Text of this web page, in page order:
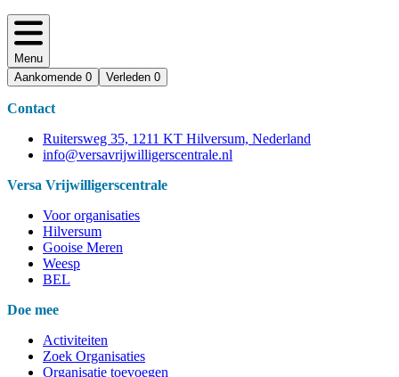
Menu
Aankomende 0 Verleden 0
Contact
Ruitersweg 35, 1211 KT Hilversum, Nederland
info@versavrijwilligerscentrale.nl
Versa Vrijwilligerscentrale
Voor organisaties
Hilversum
Gooise Meren
Weesp
BEL
Doe mee
Activiteiten
Zoek Organisaties
Organisatie toevoegen